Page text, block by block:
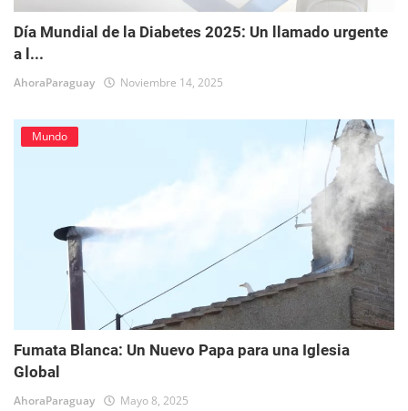
Día Mundial de la Diabetes 2025: Un llamado urgente
a l...
AhoraParaguay Noviembre 14, 2025
Mundo
Fumata Blanca: Un Nuevo Papa para una Iglesia
Global
AhoraParaguay Mayo 8, 2025